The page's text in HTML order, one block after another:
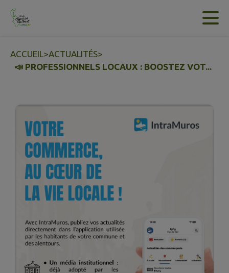
Contenu
ACCUEIL>ACTUALITÉS>
📣 PROFESSIONNELS LOCAUX : BOOSTEZ VOT...